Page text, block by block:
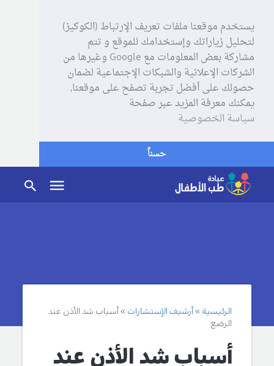
يستخدم موقعنا ملفات تعريف الإرتباط (الكوكيز)
لتحليل زياراتك وإستخدامك للموقع و تتم
مشاركة بعض المعلومات مع Google وغيرها من
الشركات الإعلانية والشبكات الإجتماعية لضمان
حصولك على أفضل تجربة تصفح على موقعنا,
يمكنك معرفة المزيد عبر صفحة
سياسة الخصوصية
حسناً
الرئيسية أرشيف الإستشارات
أسباب شد الأذن عند
الرضع
أسباب شد الأذن عند